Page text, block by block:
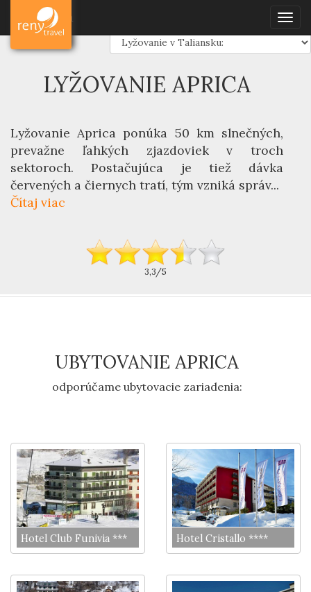
Dovolenka
LYŽOVANIE APRICA
Lyžovanie Aprica ponúka 50 km slnečných,
prevažne ľahkých zjazdoviek v troch
sektoroch. Postačujúca je tiež dávka
červených a čiernych tratí, tým vzniká správ...
Čítaj viac
3,3/5
UBYTOVANIE APRICA
odporúčame ubytovacie zariadenia:
Hotel Club Funivia *** Hotel Cristallo ****
Dovolenka